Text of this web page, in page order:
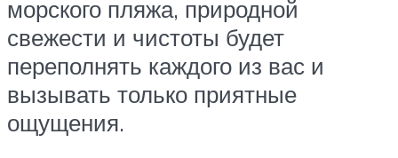
морского пляжа, природной
свежести и чистоты будет
переполнять каждого из вас и
вызывать только приятные
ощущения.